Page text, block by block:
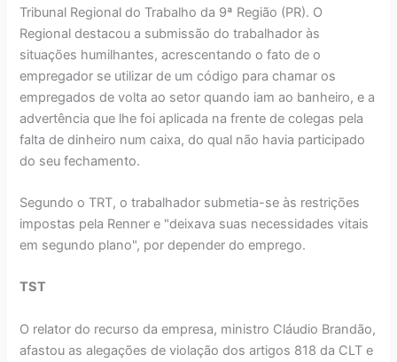
Tribunal Regional do Trabalho da 9ª Região (PR). O
Regional destacou a submissão do trabalhador às
situações humilhantes, acrescentando o fato de o
empregador se utilizar de um código para chamar os
empregados de volta ao setor quando iam ao banheiro, e a
advertência que lhe foi aplicada na frente de colegas pela
falta de dinheiro num caixa, do qual não havia participado
do seu fechamento.
Segundo o TRT, o trabalhador submetia-se às restrições
impostas pela Renner e "deixava suas necessidades vitais
em segundo plano", por depender do emprego.
TST
O relator do recurso da empresa, ministro Cláudio Brandão,
afastou as alegações de violação dos artigos 818 da CLT e